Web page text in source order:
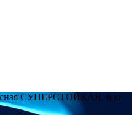
СУПЕРСТОЙКАЯ, 6 кг